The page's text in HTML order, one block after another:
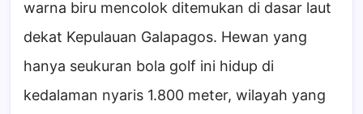
warna biru mencolok ditemukan di dasar laut
dekat Kepulauan Galapagos. Hewan yang
hanya seukuran bola golf ini hidup di
kedalaman nyaris 1.800 meter, wilayah yang